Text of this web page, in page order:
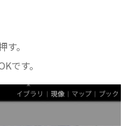
。
です。